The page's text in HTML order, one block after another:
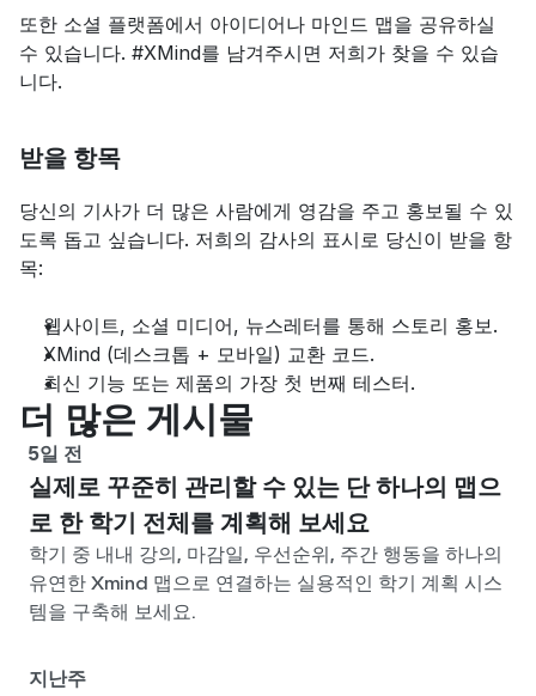
또한 소셜 플랫폼에서 아이디어나 마인드 맵을 공유하실
수 있습니다. #XMind를 남겨주시면 저희가 찾을 수 있습
니다.
받을 항목
당신의 기사가 더 많은 사람에게 영감을 주고 홍보될 수 있
도록 돕고 싶습니다. 저희의 감사의 표시로 당신이 받을 항
목:
웹사이트, 소셜 미디어, 뉴스레터를 통해 스토리 홍보.
XMind (데스크톱 + 모바일) 교환 코드.
최신 기능 또는 제품의 가장 첫 번째 테스터.
더 많은 게시물
5일 전
실제로 꾸준히 관리할 수 있는 단 하나의 맵으
로 한 학기 전체를 계획해 보세요
학기 중 내내 강의, 마감일, 우선순위, 주간 행동을 하나의
유연한 Xmind 맵으로 연결하는 실용적인 학기 계획 시스
템을 구축해 보세요.
지난주